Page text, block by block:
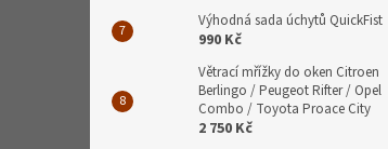
Výhodná sada úchytů QuickFist
990 Kč
Větrací mřížky do oken Citroen
Berlingo / Peugeot Rifter / Opel
Combo / Toyota Proace City
2 750 Kč